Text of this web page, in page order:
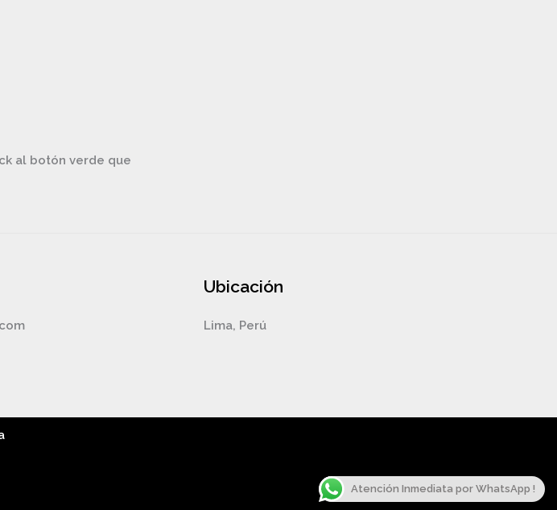
al botón verde que
Ubicación
Lima, Perú
Atención Inmediata por WhatsApp !